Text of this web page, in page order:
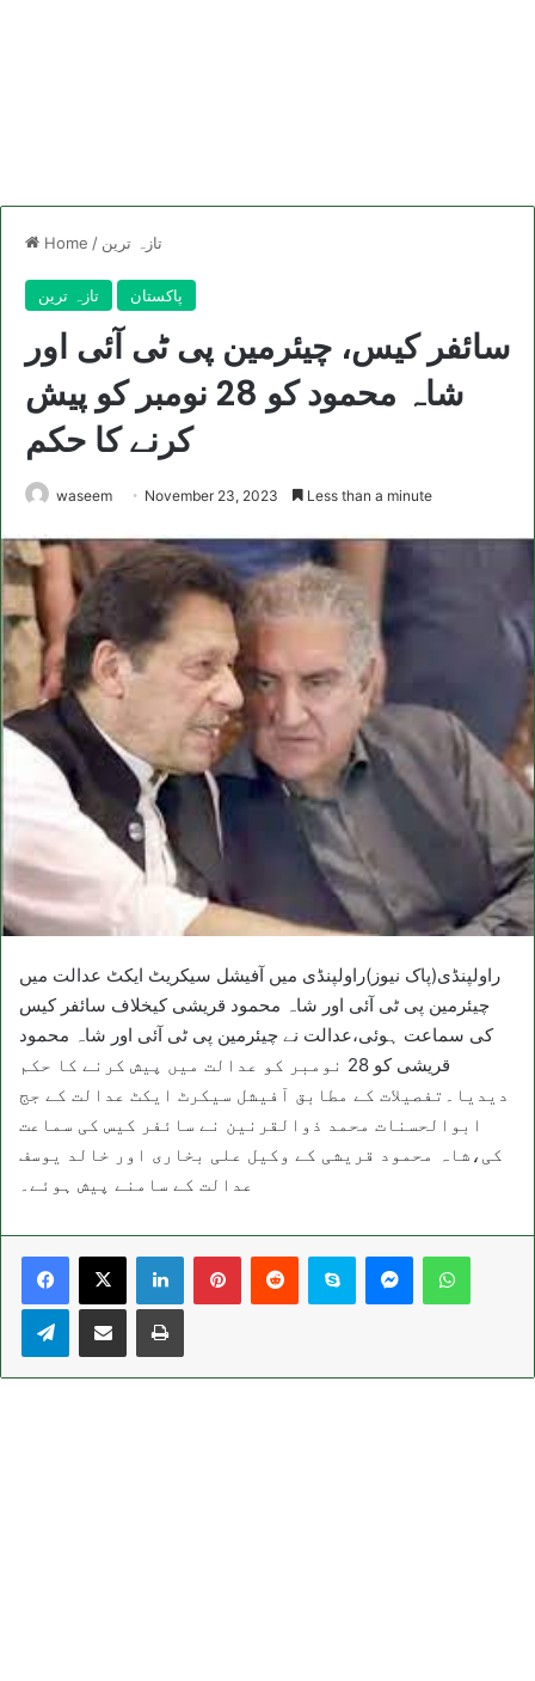
Home / تازہ ترین
تازہ ترین پاکستان
سائفر کیس، چیئرمین پی ٹی آئی اور
شاہ محمود کو 28 نومبر کو پیش
کرنے کا حکم
waseem November 23, 2023 Less than a minute
راولپنڈی(پاک نیوز)راولپنڈی میں آفیشل سیکریٹ ایکٹ عدالت میں
چیئرمین پی ٹی آئی اور شاہ محمود قریشی کیخلاف سائفر کیس
کی سماعت ہوئی،عدالت نے چیئرمین پی ٹی آئی اور شاہ محمود
قریشی کو 28 نومبر کو عدالت میں پیش کرنے کا حکم
دیدیا۔تفصیلات کے مطابق آفیشل سیکرٹ ایکٹ عدالت کے جج
ابوالحسنات محمد ذوالقرنین نے سائفر کیس کی سماعت
کی،شاہ محمود قریشی کے وکیل علی بخاری اور خالد یوسف
عدالت کے سامنے پیش ہوئے۔
LinkedInPinterestReddit Skype Messenger
TelegramShare via Email Print